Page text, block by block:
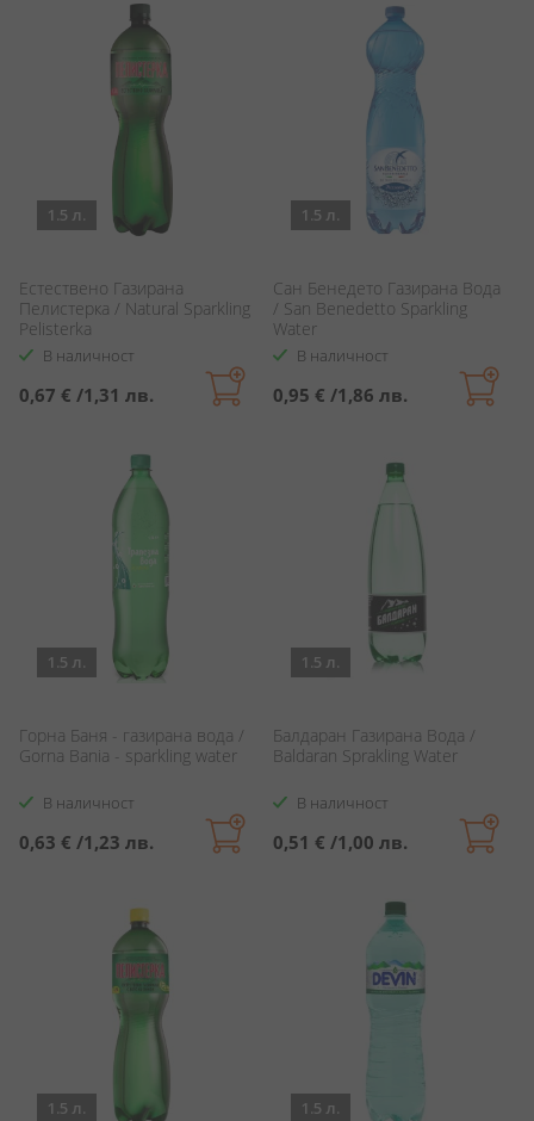
1.5 л.
Естествено Газирана
Пелистерка / Natural Sparkling
Pelisterka
В наличност
0,67 € /1,31 лв.
1.5 л.
Сан Бенедето Газирана Вода
/ San Benedetto Sparkling
Water
В наличност
0,95 € /1,86 лв.
1.5 л.
Горна Баня - газирана вода /
Gorna Bania - sparkling water
В наличност
0,63 € /1,23 лв.
1.5 л.
Балдаран Газирана Вода /
Baldaran Sprakling Water
В наличност
0,51 € /1,00 лв.
1.5 л. 1.5 л.